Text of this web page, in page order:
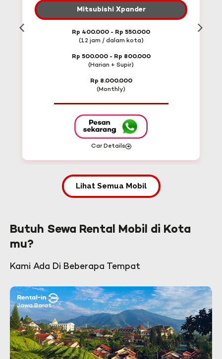
Mitsubishi Xpander
Rp 400.000 - Rp 550.000
(12 jam / dalam kota)
Rp 500.000 - Rp 800.000
(Harian + Supir)
Rp 8.000.000
(Monthly)
Car Details
Lihat Semua Mobil
Butuh Sewa Rental Mobil di Kota
mu?
Kami Ada Di Beberapa Tempat
Jawa Barat